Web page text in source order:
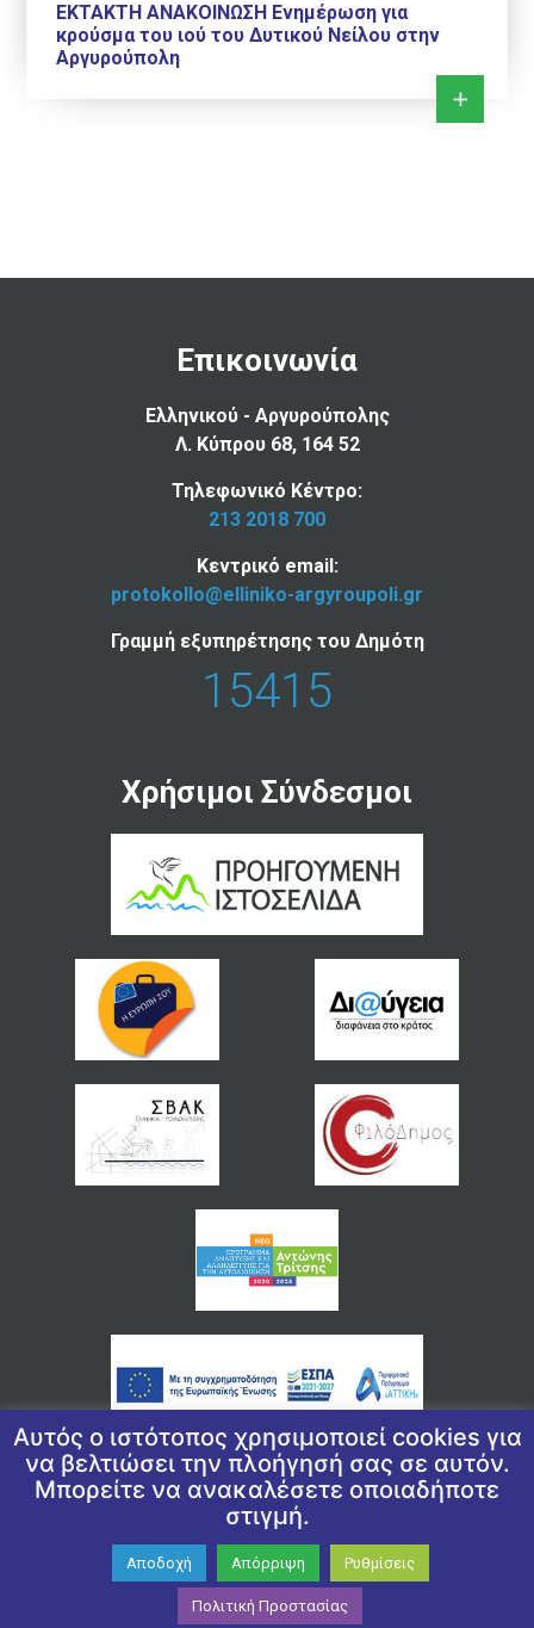
ΕΚΤΑΚΤΗ ΑΝΑΚΟΙΝΩΣΗ Ενημέρωση για
κρούσμα του ιού του Δυτικού Νείλου στην
Αργυρούπολη
Επικοινωνία
Ελληνικού - Αργυρούπολης
Λ. Κύπρου 68, 164 52
Τηλεφωνικό Κέντρο:
213 2018 700
Κεντρικό email:
protokollo@elliniko-argyroupoli.gr
Γραμμή εξυπηρέτησης του Δημότη
15415
Χρήσιμοι Σύνδεσμοι
© 2026 COPYRIGHT ΔΗΜΟΣ ΕΛΛΗΝΙΚΟΥ ΑΡΓΥΡΟΥΠΟΛΗΣ
ΠΟΛΙΤΙΚΉ ΠΡΟΣΤΑΣΊΑΣ ΠΡΟΣΩΠΙΚΏΝ
ΔΕΔΟΜΈΝΩΝ|ΔΉΛΩΣΗ ΠΡΟΣΒΑΣΙΜΌΤΗΤΑΣ
ΕΓΚΡΙΤΟΣ GROUP -ΣΥΝΕΡΓΑΣΙΑ Α.Ε.| GRAPHIC DESIGN
BY CIRCUS DESIGN STUDIO
Αυτός ο ιστότοπος χρησιμοποιεί cookies για
να βελτιώσει την πλοήγησή σας σε αυτόν.
Μπορείτε να ανακαλέσετε οποιαδήποτε
στιγμή.
Αποδοχή Απόρριψη Ρυθμίσεις
Πολιτική Προστασίας